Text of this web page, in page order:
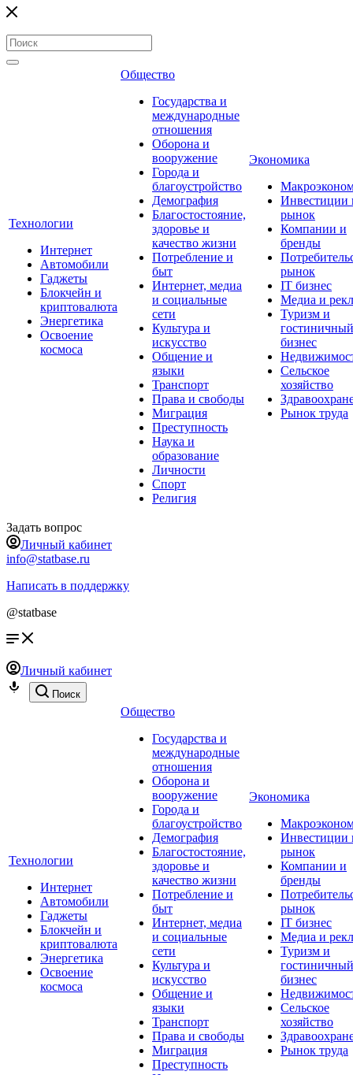
Технологии
Интернет
Автомобили
Гаджеты
Блокчейн и
криптовалюта
Энергетика
Освоение
космоса
Общество
Государства и
международные
отношения
Оборона и
вооружение
Города и
благоустройство
Демография
Благостостояние,
здоровье и
качество жизни
Потребление и
быт
Интернет, медиа
и социальные
сети
Культура и
искусство
Общение и
языки
Транспорт
Права и свободы
Миграция
Преступность
Наука и
образование
Личности
Спорт
Религия
Экономика
Инвестиции
рынок
Компании и
бренды
рынок
IT бизнес
Медиа и
Туризм и
гостиничный
бизнес
Сельское
хозяйство
Рынок труда
Задать вопрос
Личный кабинет
info@statbase.ru
Написать в поддержку
@statbase
Личный кабинет
Поиск
Технологии
Интернет
Автомобили
Гаджеты
Блокчейн и
криптовалюта
Энергетика
Освоение
космоса
Общество
Государства и
международные
отношения
Оборона и
вооружение
Города и
благоустройство
Демография
Благостостояние,
здоровье и
качество жизни
Потребление и
быт
Интернет, медиа
и социальные
сети
Культура и
искусство
Общение и
языки
Транспорт
Права и свободы
Миграция
Преступность
Экономика
Инвестиции
рынок
Компании и
бренды
рынок
IT бизнес
Медиа и
Туризм и
гостиничный
бизнес
Сельское
хозяйство
Рынок труда